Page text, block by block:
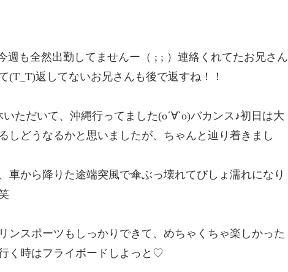
週も全然出勤してませんー（ ; ; ）連絡くれてたお兄さん
(T_T)返してないお兄さんも後で返すね！！
ただいて、沖縄行ってました(о´∀`о)バカンス♪初日は大
しどうなるかと思いましたが、ちゃんと辿り着きまし
車から降りた途端突風で傘ぶっ壊れてびしょ濡れになり
ンスポーツもしっかりできて、めちゃくちゃ楽しかった
く時はフライボードしよっと♡